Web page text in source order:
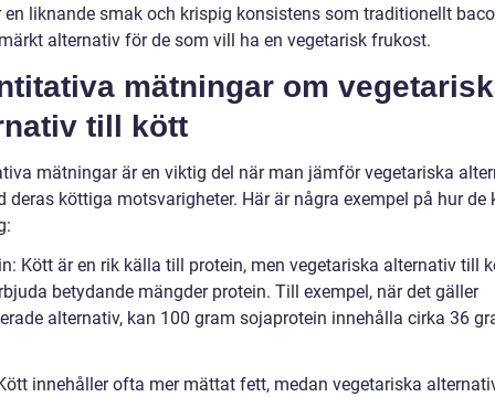
en liknande smak och krispig konsistens som traditionellt
alternativ för de som vill ha en vegetarisk frukost.
mätningar om
till kött
mätningar är en viktig del när man jämför vegetariska
deras köttiga motsvarigheter. Här är några exempel på hur de
Kött är en rik källa till protein, men vegetariska alternativ till
betydande mängder protein. Till exempel, när det gäller
alternativ, kan 100 gram sojaprotein innehålla cirka 36
innehåller ofta mer mättat fett, medan vegetariska